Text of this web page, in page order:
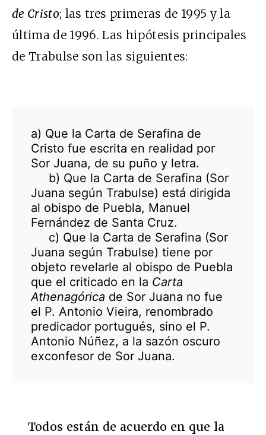
de Cristo; las tres primeras de 1995 y la
última de 1996. Las hipótesis principales
de Trabulse son las siguientes:
a) Que la Carta de Serafina de
Cristo fue escrita en realidad por
Sor Juana, de su puño y letra.
b) Que la Carta de Serafina (Sor
Juana según Trabulse) está dirigida
al obispo de Puebla, Manuel
Fernández de Santa Cruz.
c) Que la Carta de Serafina (Sor
Juana según Trabulse) tiene por
objeto revelarle al obispo de Puebla
que el criticado en la Carta
Athenagórica de Sor Juana no fue
el P. Antonio Vieira, renombrado
predicador portugués, sino el P.
Antonio Núñez, a la sazón oscuro
exconfesor de Sor Juana.
Todos están de acuerdo en que la